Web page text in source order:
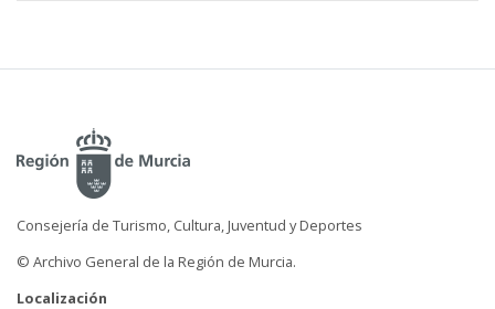
Consejería de Turismo, Cultura, Juventud y Deportes
© Archivo General de la Región de Murcia.
Localización